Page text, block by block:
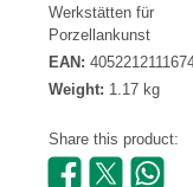
Werkstätten für
Porzellankunst
EAN:
Weight: 1.17 kg
Share this product: